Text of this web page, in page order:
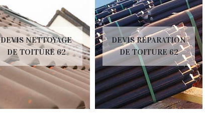
DEVIS NETTOYAGE
DE TOITURE 62
DEVIS RÉPARATION
DE TOITURE 62